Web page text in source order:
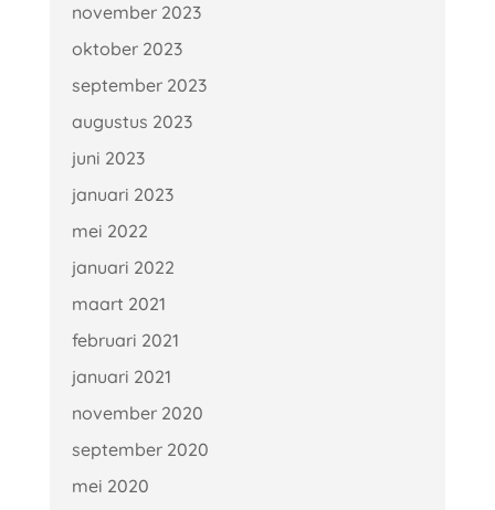
november 2023
oktober 2023
september 2023
augustus 2023
juni 2023
januari 2023
mei 2022
januari 2022
maart 2021
februari 2021
januari 2021
november 2020
september 2020
mei 2020